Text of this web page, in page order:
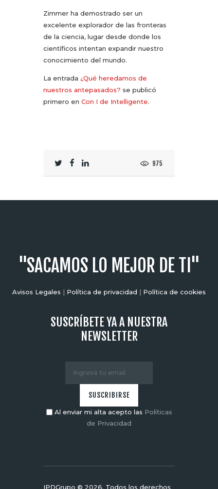
Zimmer ha demostrado ser un
excelente explorador de las fronteras
de la ciencia, lugar desde donde los
científicos intentan expandir nuestro
conocimiento del mundo.
La entrada ¿Qué heredamos de
nuestros antepasados? se publicó
primero en Con I de Intelligente.
975
"SACAMOS LO MEJOR DE TI"
Avisos Legales | Política de privacidad | Política de cookies
SUSCRÍBETE YA A NUESTRA
NEWSLETTER
Al enviar mi alta acepto las Políticas
de Privacidad
IPDGrupo © 2026. Todos los derechos